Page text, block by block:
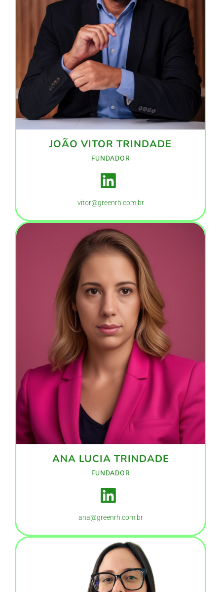
JOÃO VITOR TRINDADE
FUNDADOR
vitor@greenrh.com.br
ANA LUCIA TRINDADE
FUNDADOR
ana@greenrh.com.br